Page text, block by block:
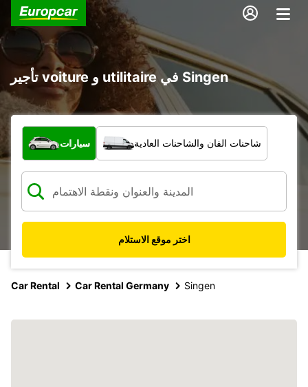
تأجير voiture و utilitaire في Singen
ما نوع المركبة؟
سيارات شاحنات الفان والشاحنات العادية
اختر موقع الاستلام
Car Rental Car Rental Germany Singen